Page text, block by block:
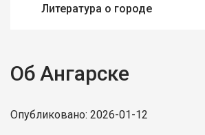
Литература о городе
Об Ангарске
Опубликовано: 2026-01-12